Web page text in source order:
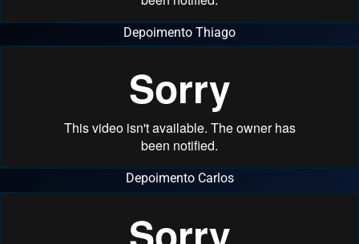
Depoimento Thiago
Depoimento Carlos